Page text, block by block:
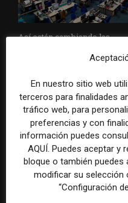
Así están cambiando las
fragmentación de audiencias
directo a las noticias
En nuestro sitio web
terceros para finalidades
tráfico web, para
preferencias y con
información puedes
AQUÍ. Puedes aceptar y
bloque o también
modificar su selección
“Configuración